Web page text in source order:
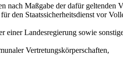
nach Maßgabe der dafür
den Staatssicherheitsdienst vor
einer Landesregierung sowie
Vertretungskörperschaften,